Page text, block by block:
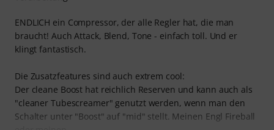
ENDLICH ein Compressor, der alle Regler hat, die man
braucht! Auch Attack, Blend, Tone - einfach toll. Und er
klingt fantastisch.
Die Zusatzfeatures sind auch extrem cool:
Der cleane Boost hat reichlich Reserven und kann auch als
"cleaner Tubescreamer" genutzt werden, wenn man den
Schalter unter "Boost" auf "mid" stellt. Meinen Engl Fireball